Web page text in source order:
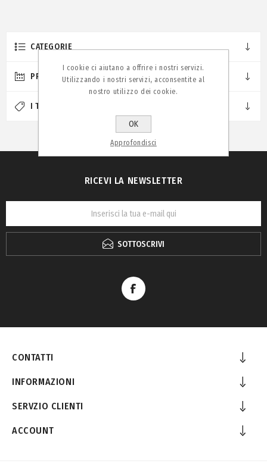
CATEGORIE
PRODUTTORI
I TAG PIÙ POPOLARI
RICEVI LA NEWSLETTER
SOTTOSCRIVI
CONTATTI
INFORMAZIONI
SERVZIO CLIENTI
ACCOUNT
I cookie ci aiutano a offrire i nostri servizi.
Utilizzando i nostri servizi, acconsentite al
nostro utilizzo dei cookie.
OK
Approfondisci